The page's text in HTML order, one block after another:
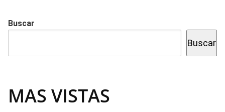
Buscar
Buscar
MAS VISTAS